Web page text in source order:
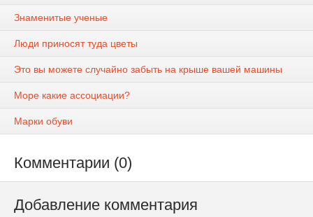
Знаменитые ученые
Люди приносят туда цветы
Это вы можете случайно забыть на крыше вашей машины
Море какие ассоциации?
Марки обуви
Комментарии (0)
Добавление комментария